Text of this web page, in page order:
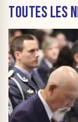
TOUTES LES